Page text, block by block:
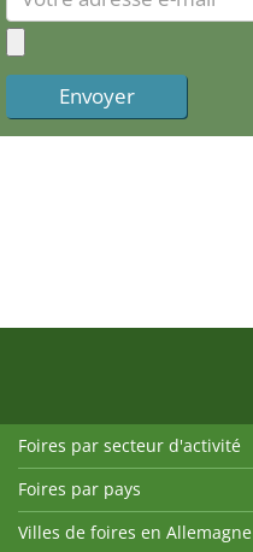
Foires par secteur d'activité
Foires par pays
Villes de foires en Allemagne